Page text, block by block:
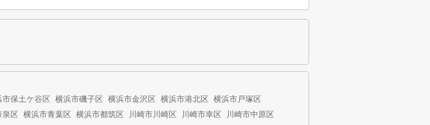
市保土ケ谷区 横浜市磯子区 横浜市金沢区 横浜市港北区
横浜市戸塚区
泉区 横浜市青葉区 横浜市都筑区 川崎市川崎区 川崎市幸区
川崎市中原区